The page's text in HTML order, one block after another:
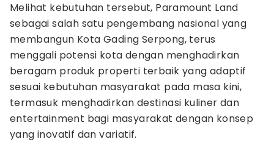
Melihat kebutuhan tersebut, Paramount Land
sebagai salah satu pengembang nasional yang
membangun Kota Gading Serpong, terus
menggali potensi kota dengan menghadirkan
beragam produk properti terbaik yang adaptif
sesuai kebutuhan masyarakat pada masa kini,
termasuk menghadirkan destinasi kuliner dan
entertainment bagi masyarakat dengan konsep
yang inovatif dan variatif.